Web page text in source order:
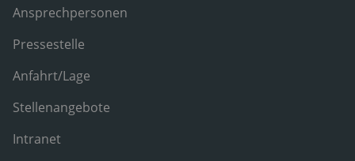
Ansprechpersonen
Pressestelle
Anfahrt/Lage
Stellenangebote
Intranet